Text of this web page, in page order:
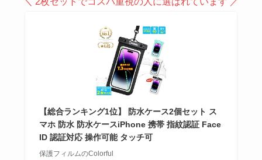
【総合ランキング1位】 防水ケース2個セット ス
マホ 防水 防水ケースiPhone 携帯 指紋認証 Face
ID 認証対応 操作可能 タッチ可
保護フィルムのColorful